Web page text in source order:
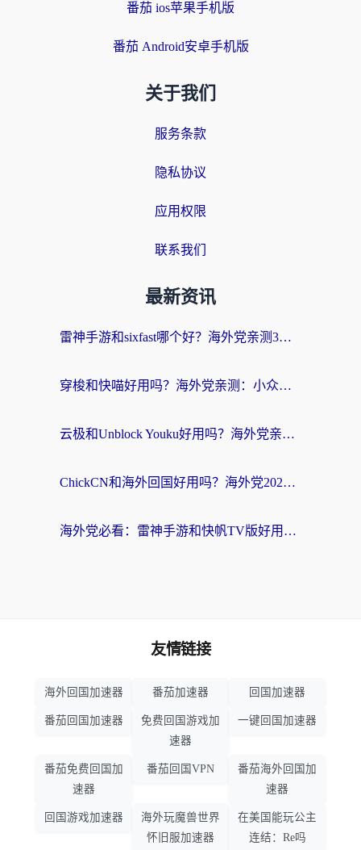
番茄 ios苹果手机版
番茄 Android安卓手机版
关于我们
服务条款
隐私协议
应用权限
联系我们
最新资讯
雷神手游和sixfast哪个好？海外党亲测3款回国加速器，教你选对不踩坑
穿梭和快喵好用吗？海外党亲测：小众加速器对比+番茄加速器深度体验
云极和Unblock Youku好用吗？海外党亲测+2026回国加速器避坑指南
ChickCN和海外回国好用吗？海外党2026亲测：从手游到影音，选对加速器的3个关键
海外党必看：雷神手游和快帆TV版好用吗？3步选对回国加速器不踩坑
友情链接
海外回国加速器 番茄加速器 回国加速器
番茄回国加速器
免费回国游戏加
速器
一键回国加速器
番茄免费回国加
速器
番茄回国VPN
番茄海外回国加
速器
回国游戏加速器
海外玩魔兽世界
怀旧服加速器
在美国能玩公主
连结：Re吗